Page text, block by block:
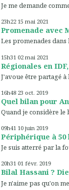
Je me demande
23h22 15 mai 2021
Promenade avec
Les promenades
15h31 02 mai 2021
Régionales en
J'avoue être partagé
16h48 23 oct. 2019
Quel bilan pour
Quand je considère le
09h41 10 juin 2019
Périphérique à
Je suis atterré par la
20h31 01 févr. 2019
Bilal Hassani ?
Je n'aime pas qu'on